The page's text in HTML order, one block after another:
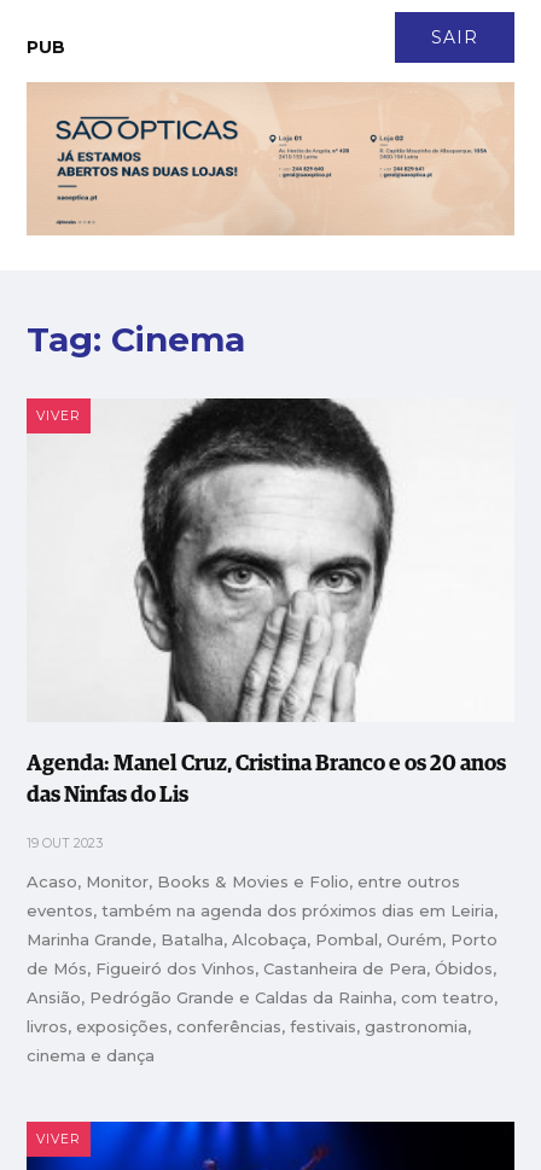
SAIR
PUB
Tag: Cinema
VIVER
Agenda: Manel Cruz, Cristina Branco e os 20 anos
das Ninfas do Lis
19 OUT 2023
Acaso, Monitor, Books & Movies e Folio, entre outros
eventos, também na agenda dos próximos dias em Leiria,
Marinha Grande, Batalha, Alcobaça, Pombal, Ourém, Porto
de Mós, Figueiró dos Vinhos, Castanheira de Pera, Óbidos,
Ansião, Pedrógão Grande e Caldas da Rainha, com teatro,
livros, exposições, conferências, festivais, gastronomia,
cinema e dança
VIVER